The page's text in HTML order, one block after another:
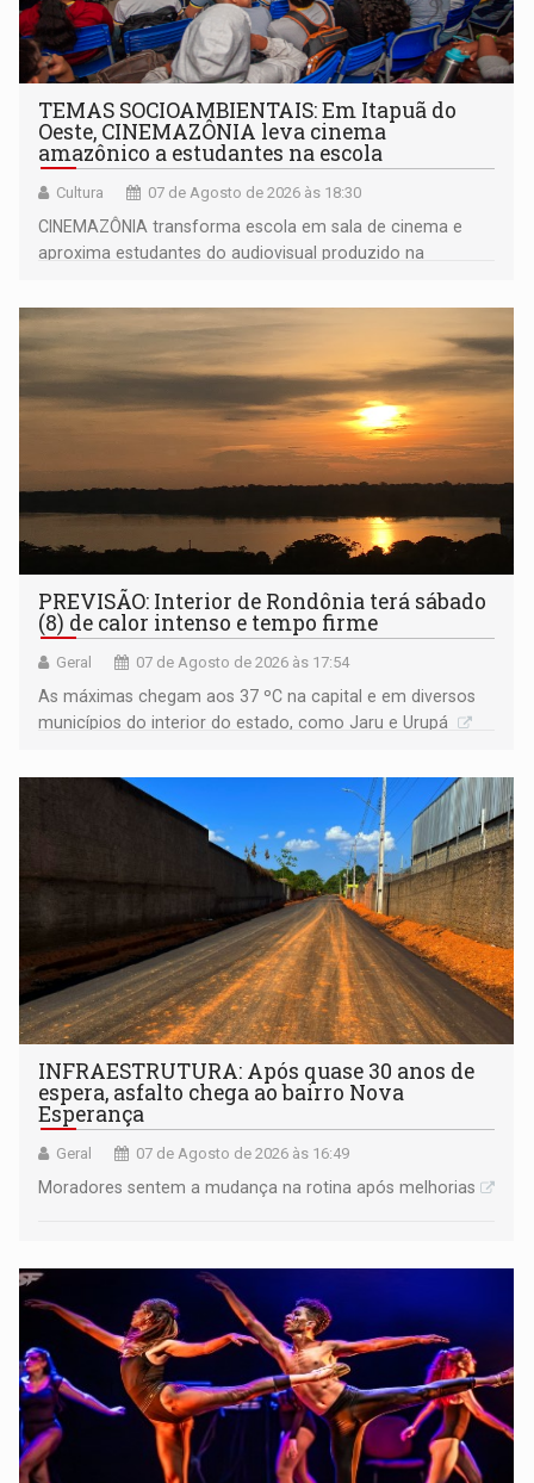
TEMAS SOCIOAMBIENTAIS: Em Itapuã do
Oeste, CINEMAZÔNIA leva cinema
amazônico a estudantes na escola
Cultura 07 de Agosto de 2026 às 18:30
CINEMAZÔNIA transforma escola em sala de cinema e
aproxima estudantes do audiovisual produzido na
PREVISÃO: Interior de Rondônia terá sábado
(8) de calor intenso e tempo firme
Geral 07 de Agosto de 2026 às 17:54
As máximas chegam aos 37 ºC na capital e em diversos
municípios do interior do estado, como Jaru e Urupá
INFRAESTRUTURA: Após quase 30 anos de
espera, asfalto chega ao bairro Nova
Esperança
Geral 07 de Agosto de 2026 às 16:49
Moradores sentem a mudança na rotina após melhorias